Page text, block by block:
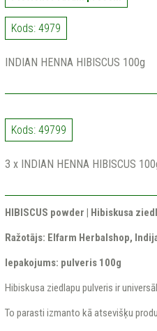
Kods: 4979
INDIAN HENNA HIBISCUS 100g
Kods: 49799
3 x INDIAN HENNA HIBISCUS
HIBISCUS powder | Hibiskusa
Ražotājs: Elfarm Herbalshop,
Iepakojums: pulveris 100g
Hibiskusa ziedlapu pulveris ir
To parasti izmanto kā atsevišķu